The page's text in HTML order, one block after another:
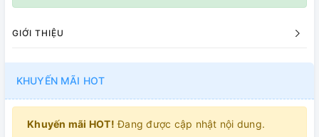
GIỚI THIỆU
KHUYẾN MÃI HOT
Khuyến mãi HOT! Đang được cập nhật nội dung.